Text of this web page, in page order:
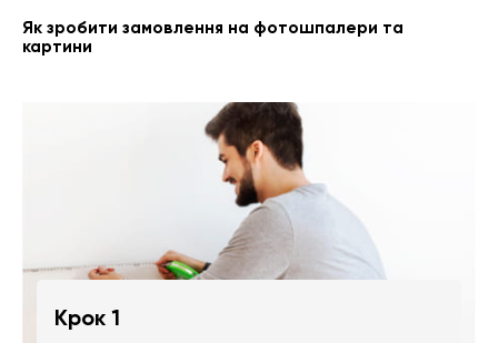
Як зробити замовлення на фотошпалери та
картини
Крок 1